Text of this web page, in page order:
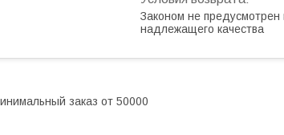
Законом не
надлежащего качества
заказ от 50000